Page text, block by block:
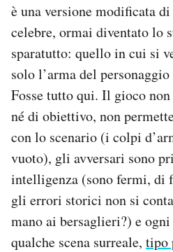
è una versione modificata
celebre, ormai diventato lo
sparatutto: quello in cui si
solo l’arma del
Fosse tutto qui. Il gioco
né di obiettivo, non
con lo scenario (i colpi
vuoto), gli avversari sono
intelligenza (sono fermi, di
gli errori storici non si
mano ai bersaglieri?) e
qualche scena surreale, tipo